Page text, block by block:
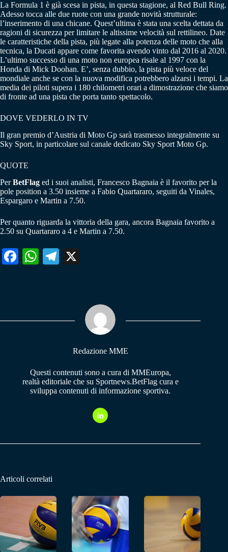
La Formula 1 è già scesa in pista, in questa stagione, al Red Bull Ring.
Adesso tocca alle due ruote con una grande novità strutturale:
l’inserimento di una chicane. Quest’ultima è stata una scelta dettata da
ragioni di sicurezza per limitare le altissime velocità sul rettilineo. Date
le caratteristiche della pista, più legate alla potenza delle moto che alla
tecnica, la Ducati appare come favorita avendo vinto dal 2016 al 2020.
L’ultimo successo di una moto non europea risale al 1997 con la
Honda di Mick Doohan. E’, senza dubbio, la pista più veloce del
mondiale anche se con la nuova modifica potrebbero alzarsi i tempi. La
media dei piloti supera i 180 chilometri orari a dimostrazione che siamo
di fronte ad una pista che porta tanto spettacolo.
DOVE VEDERLO IN TV
Il gran premio d’Austria di Moto Gp sarà trasmesso integralmente su
Sky Sport, in particolare sul canale dedicato Sky Sport Moto Gp.
QUOTE
PerBetFlag ed i suoi analisti, Francesco Bagnaia è il favorito per la
pole position a 3.50 insieme a Fabio Quartararo, seguiti da Vinales,
Espargaro e Martin a 7.50.
Per quanto riguarda la vittoria della gara, ancora Bagnaia favorito a
2.50 su Quartararo a 4 e Martin a 7.50.
Fa W
pp
Te
m
Redazione MME
Questi contenuti sono a cura di MMEuropa,
realtà editoriale che su Sportnews.BetFlag cura e
sviluppa contenuti di informazione sportiva.
Articoli correlati